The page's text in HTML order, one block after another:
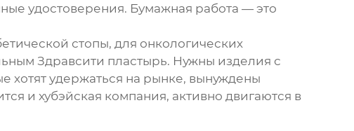
удостоверения. Бумажная работа — это
стопы, для онкологических
Здравсити пластырь. Нужны изделия с
удержаться на рынке, вынуждены
и хубэйская компания, активно двигаются в